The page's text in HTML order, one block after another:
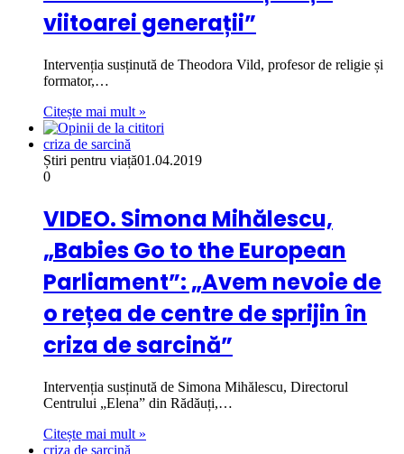
viitoarei generații”
Intervenția susținută de Theodora Vild, profesor de religie și
formator,…
Citește mai mult »
criza de sarcină
Știri pentru viață01.04.2019
0
VIDEO. Simona Mihălescu,
„Babies Go to the European
Parliament”: „Avem nevoie de
o rețea de centre de sprijin în
criza de sarcină”
Intervenția susținută de Simona Mihălescu, Directorul
Centrului „Elena” din Rădăuți,…
Citește mai mult »
criza de sarcină